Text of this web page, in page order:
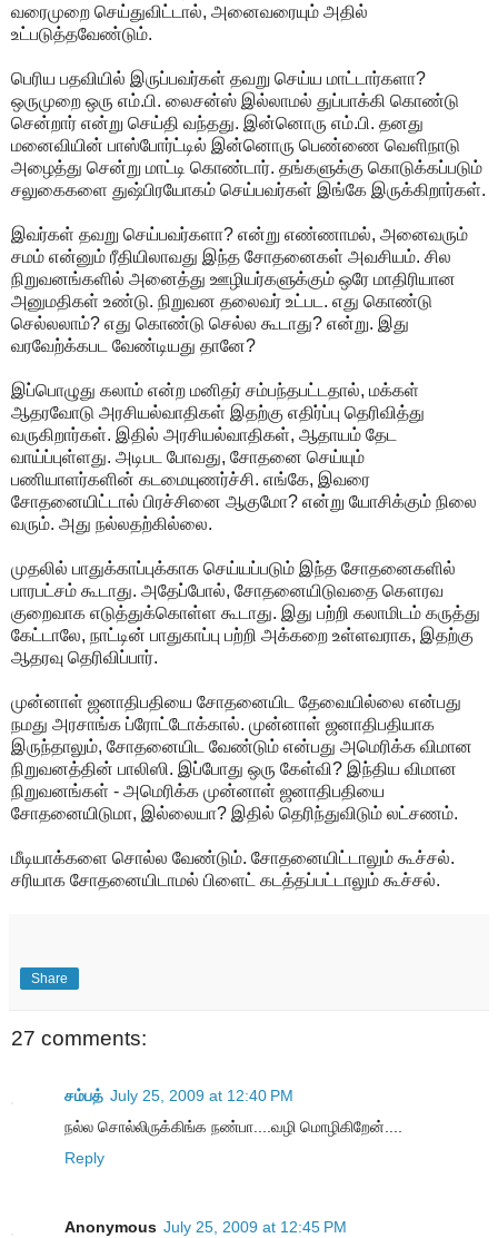
வரைமுறை செய்துவிட்டால், அனைவரையும் அதில்
உட்படுத்தவேண்டும்.
பெரிய பதவியில் இருப்பவர்கள் தவறு செய்ய மாட்டார்களா?
ஒருமுறை ஒரு எம்.பி. லைசன்ஸ் இல்லாமல் துப்பாக்கி கொண்டு
சென்றார் என்று செய்தி வந்தது. இன்னொரு எம்.பி. தனது
மனைவியின் பாஸ்போர்ட்டில் இன்னொரு பெண்ணை வெளிநாடு
அழைத்து சென்று மாட்டி கொண்டார். தங்களுக்கு கொடுக்கப்படும்
சலுகைகளை துஷ்பிரயோகம் செய்பவர்கள் இங்கே இருக்கிறார்கள்.
இவர்கள் தவறு செய்பவர்களா? என்று எண்ணாமல், அனைவரும்
சமம் என்னும் ரீதியிலாவது இந்த சோதனைகள் அவசியம். சில
நிறுவனங்களில் அனைத்து ஊழியர்களுக்கும் ஒரே மாதிரியான
அனுமதிகள் உண்டு. நிறுவன தலைவர் உட்பட. எது கொண்டு
செல்லலாம்? எது கொண்டு செல்ல கூடாது? என்று. இது
வரவேற்க்கபட வேண்டியது தானே?
இப்பொழுது கலாம் என்ற மனிதர் சம்பந்தபட்டதால், மக்கள்
ஆதரவோடு அரசியல்வாதிகள் இதற்கு எதிர்ப்பு தெரிவித்து
வருகிறார்கள். இதில் அரசியல்வாதிகள், ஆதாயம் தேட
வாய்ப்புள்ளது. அடிபட போவது, சோதனை செய்யும்
பணியாளர்களின் கடமையுணர்ச்சி. எங்கே, இவரை
சோதனையிட்டால் பிரச்சினை ஆகுமோ? என்று யோசிக்கும் நிலை
வரும். அது நல்லதற்கில்லை.
முதலில் பாதுக்காப்புக்காக செய்யப்படும் இந்த சோதனைகளில்
பாரபட்சம் கூடாது. அதேப்போல், சோதனையிடுவதை கௌரவ
குறைவாக எடுத்துக்கொள்ள கூடாது. இது பற்றி கலாமிடம் கருத்து
கேட்டாலே, நாட்டின் பாதுகாப்பு பற்றி அக்கறை உள்ளவராக, இதற்கு
ஆதரவு தெரிவிப்பார்.
முன்னாள் ஜனாதிபதியை சோதனையிட தேவையில்லை என்பது
நமது அரசாங்க ப்ரோட்டோக்கால். முன்னாள் ஜனாதிபதியாக
இருந்தாலும், சோதனையிட வேண்டும் என்பது அமெரிக்க விமான
நிறுவனத்தின் பாலிஸி. இப்போது ஒரு கேள்வி? இந்திய விமான
நிறுவனங்கள் - அமெரிக்க முன்னாள் ஜனாதிபதியை
சோதனையிடுமா, இல்லையா? இதில் தெரிந்துவிடும் லட்சணம்.
மீடியாக்களை சொல்ல வேண்டும். சோதனையிட்டாலும் கூச்சல்.
சரியாக சோதனையிடாமல் பிளைட் கடத்தப்பட்டாலும் கூச்சல்.
Share
27 comments:
சம்பத் July 25, 2009 at 12:40 PM
நல்ல சொல்லிருக்கிங்க நண்பா....வழி மொழிகிறேன்....
Reply
Anonymous July 25, 2009 at 12:45 PM